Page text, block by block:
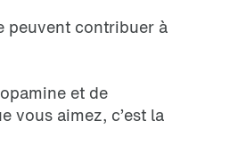
peuvent contribuer à
et de
vous aimez, c’est la